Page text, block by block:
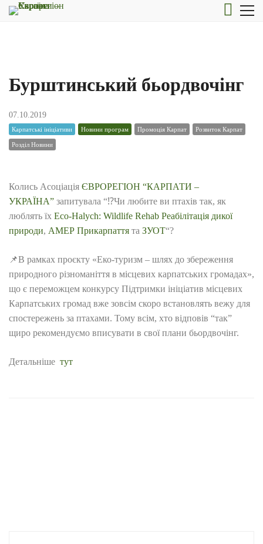
Бурштинський бьордвочінг
07.10.2019
Карпатські ініціативи Новини програм Промоція Карпат Розвиток Карпат
Розділ Новини
Колись Асоціація ЄВРОРЕГІОН “КАРПАТИ –
УКРАЇНА” запитувала “⁉️Чи любите ви птахів так, як
люблять їх Eco-Halych: Wildlife Rehab Реабілітація дикої
природи, АМЕР Прикарпаття та ЗУОТ“?
📌В рамках проєкту «Еко-туризм – шлях до збереження
природного різноманіття в місцевих карпатських громадах»,
що є переможцем конкурсу Підтримки ініціатив місцевих
Карпатських громад вже зовсім скоро встановлять вежу для
спостережень за птахами. Тому всім, хто відповів “так”
щиро рекомендуємо вписувати в свої плани бьордвочінг.
Детальніше тут